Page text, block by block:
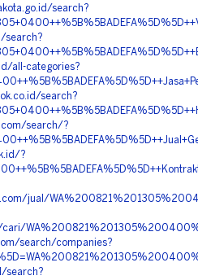
search?
search?
all-categories?
search?
search/?
?
jual/
search/companies?
search?